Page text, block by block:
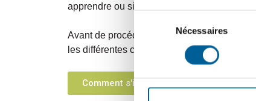
du
consentement
Nécessaires
apprendre ou simplement vous amuser,
Avant de procéder à votre inscription, nous
les différentes conditions.
Comment s'inscrire